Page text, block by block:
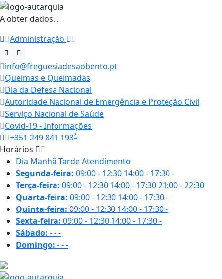
A obter dados...
Administração
info@freguesiadesaobento.pt
Queimas e Queimadas
Dia da Defesa Nacional
Autoridade Nacional de Emergência e Proteção Civil
Serviço Nacional de Saúde
Covid-19 - Informações
+351 249 841 193*
Horários
Dia Manhã TardeAtendimento
Segunda-feira: 09:00 - 12:30 14:00 - 17:30-
Terça-feira: 09:00 - 12:30 14:00 - 17:3021:00 - 22:30
Quarta-feira: 09:00 - 12:30 14:00 - 17:30-
Quinta-feira: 09:00 - 12:30 14:00 - 17:30-
Sexta-feira: 09:00 - 12:30 14:00 - 17:30-
Sábado: ---
Domingo: ---